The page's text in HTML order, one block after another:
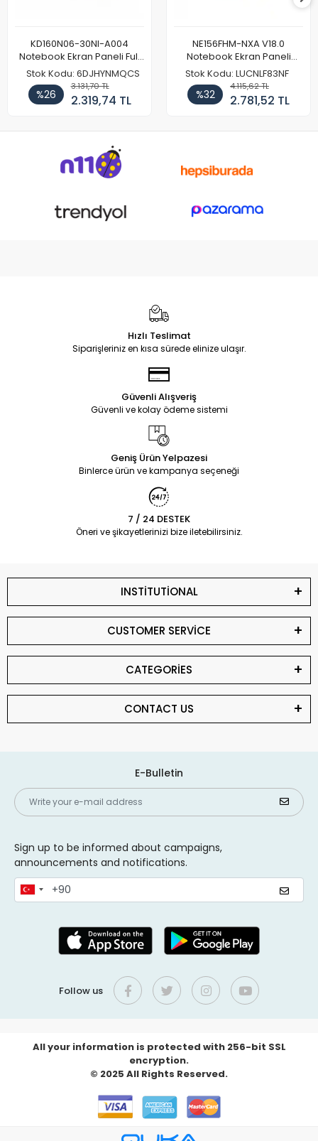
KD160N06-30NI-A004
Notebook Ekran Paneli Full
HD
Stok Kodu: 6DJHYNMQCS
%26
3.131,70 TL
2.319,74 TL
NE156FHM-NXA V18.0
Notebook Ekran Paneli
144Hz
Stok Kodu: LUCNLF83NF
%32
4.115,62 TL
2.781,52 TL
Hızlı Teslimat
Siparişleriniz en kısa sürede elinize ulaşır.
Güvenli Alışveriş
Güvenli ve kolay ödeme sistemi
Geniş Ürün Yelpazesi
Binlerce ürün ve kampanya seçeneği
7 / 24 DESTEK
Öneri ve şikayetlerinizi bize iletebilirsiniz.
INSTİTUTİONAL
CUSTOMER SERVİCE
CATEGORİES
CONTACT US
E-Bulletin
Sign up to be informed about campaigns,
announcements and notifications.
Follow us
All your information is protected with 256-bit SSL
encryption.
© 2025 All Rights Reserved.